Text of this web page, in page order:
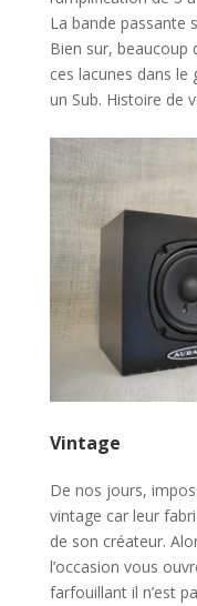
La bande passante
Bien sur, beaucoup
ces lacunes dans
un Sub. Histoire de
Vintage
De nos jours,
vintage car leur
de son créateur.
l’occasion vous
farfouillant il n’est